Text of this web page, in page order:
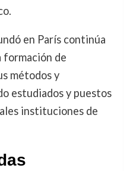
en París continúa
de
métodos y
estudiados y puestos
instituciones de